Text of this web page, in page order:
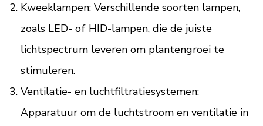
Kweeklampen: Verschillende soorten lampen,
zoals LED- of HID-lampen, die de juiste
lichtspectrum leveren om plantengroei te
stimuleren.
Ventilatie- en luchtfiltratiesystemen:
Apparatuur om de luchtstroom en ventilatie in